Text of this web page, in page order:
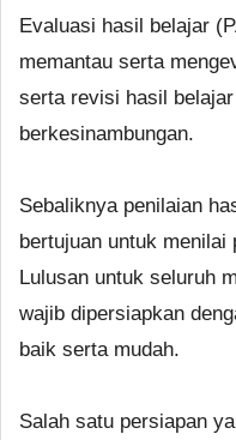
Evaluasi hasil belajar
memantau serta
serta revisi hasil
berkesinambungan.
Sebaliknya penilaian
bertujuan untuk menilai
Lulusan untuk seluruh
wajib dipersiapkan
baik serta mudah.
Salah satu persiapan